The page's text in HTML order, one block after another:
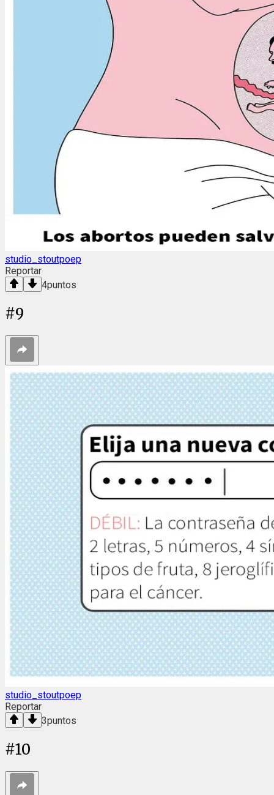
studio_stoutpoep
Reportar
4puntos
#9
studio_stoutpoep
Reportar
3puntos
#10